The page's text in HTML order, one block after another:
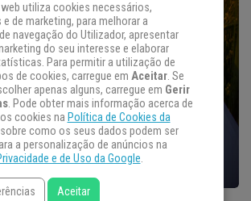
web utiliza cookies necessários,
de marketing, para melhorar a
navegação do Utilizador, apresentar
do seu interesse e elaborar
Para permitir a utilização de
de cookies, carregue em Aceitar. Se
apenas alguns, carregue em Gerir
. Pode obter mais informação acerca de
cookies na Política de Cookies da
como os seus dados podem ser
a personalização de anúncios na
e de Uso da Google.
Aceitar